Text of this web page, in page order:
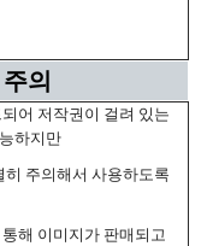
의
어 저작권이 걸려 있는
하지만
주의해서 사용하도록
해 이미지가 판매되고